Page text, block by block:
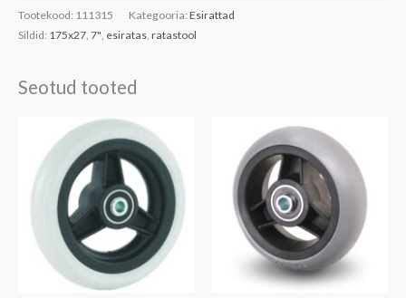
Tootekood: 111315 Kategooria: Esirattad
Sildid: 175x27 7" esiratas ratastool
Seotud tooted